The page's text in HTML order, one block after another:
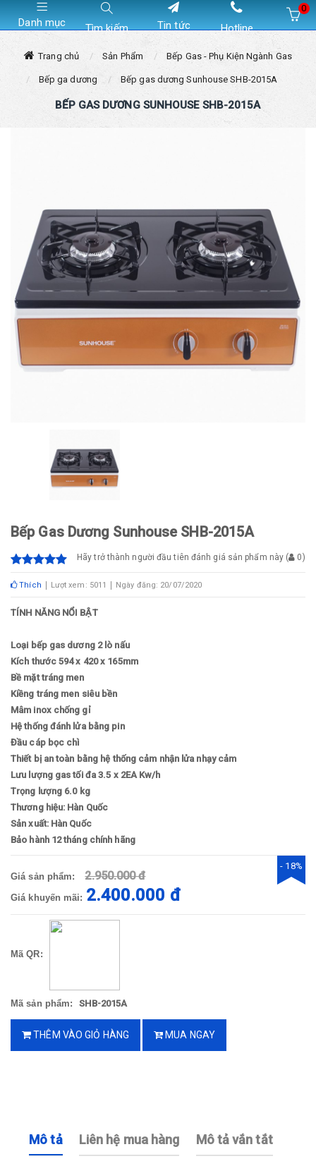
Danh mục Tìm kiếm Tin tức Hotline
0
Trang chủ Sản Phẩm Bếp Gas - Phụ Kiện Ngành Gas
Bếp ga dương Bếp gas dương Sunhouse SHB-2015A
BẾP GAS DƯƠNG SUNHOUSE SHB-2015A
Bếp Gas Dương Sunhouse SHB-2015A
Hãy trở thành người đầu tiên đánh giá sản phẩm này ( 0)
Thích Lượt xem: 5011 Ngày đăng: 20/07/2020
TÍNH NĂNG NỔI BẬT
Loại bếp gas dương 2 lò nấu
Kích thước 594 x 420 x 165mm
Bề mặt tráng men
Kiềng tráng men siêu bền
Mâm inox chống gỉ
Hệ thống đánh lửa bằng pin
Đầu cáp bọc chì
Thiết bị an toàn bằng hệ thống cảm nhận lửa nhạy cảm
Lưu lượng gas tối đa 3.5 x 2EA Kw/h
Trọng lượng 6.0 kg
Thương hiệu: Hàn Quốc
Sản xuất: Hàn Quốc
Bảo hành 12 tháng chính hãng
Giá sản phẩm: 2.950.000 đ
Giá khuyến mãi: 2.400.000 đ
- 18%
Mã QR:
Mã sản phẩm: SHB-2015A
THÊM VÀO GIỎ HÀNG MUA NGAY
Mô tả Liên hệ mua hàng Mô tả vắn tắt